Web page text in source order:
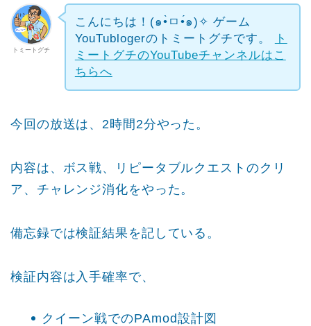
トミートグチ
こんにちは！(๑•̀ㅁ•́๑)✧ ゲーム
YouTublogerのトミートグチです。
ト
ミートグチのYouTubeチャンネルはこ
ちらへ
今回の放送は、2時間2分やった。
内容は、ボス戦、リピータブルクエストのクリ
ア、チャレンジ消化をやった。
備忘録では検証結果を記している。
検証内容は入手確率で、
クイーン戦でのPAmod設計図